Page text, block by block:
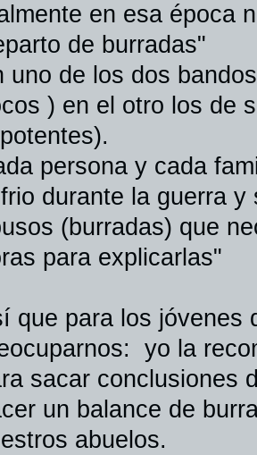
en esa época
de burradas"
uno de los dos
) en el otro los de
persona y cada
durante la guerra
(burradas) que
para explicarlas"
que para los jóvenes
yo la
sacar conclusiones
un balance de
abuelos.